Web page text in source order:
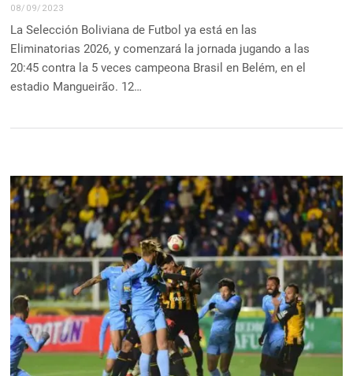
08/09/2023
La Selección Boliviana de Futbol ya está en las
Eliminatorias 2026, y comenzará la jornada jugando a las
20:45 contra la 5 veces campeona Brasil en Belém, en el
estadio Mangueirão. 12…